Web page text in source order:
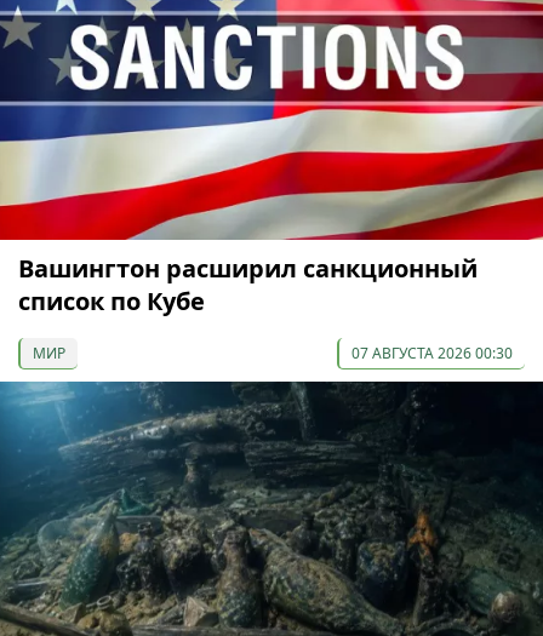
Вашингтон расширил санкционный
список по Кубе
МИР 07 АВГУСТА 2026 00:30